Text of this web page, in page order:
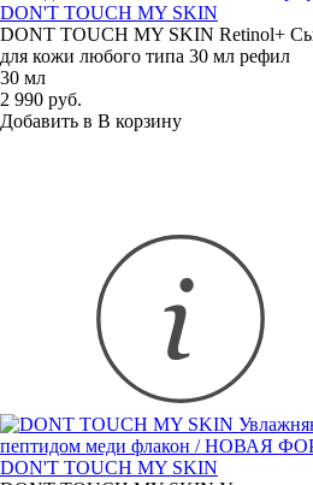
DON'T TOUCH MY SKIN
DONT TOUCH MY SKIN Retinol+
для кожи любого типа 30 мл рефил
30 мл
2 990 руб.
Добавить в В корзину
DON'T TOUCH MY SKIN